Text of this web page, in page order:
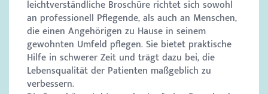
leichtverständliche Broschüre richtet sich sowohl
an professionell Pflegende, als auch an Menschen,
die einen Angehörigen zu Hause in seinem
gewohnten Umfeld pflegen. Sie bietet praktische
Hilfe in schwerer Zeit und trägt dazu bei, die
Lebensqualität der Patienten maßgeblich zu
verbessern.